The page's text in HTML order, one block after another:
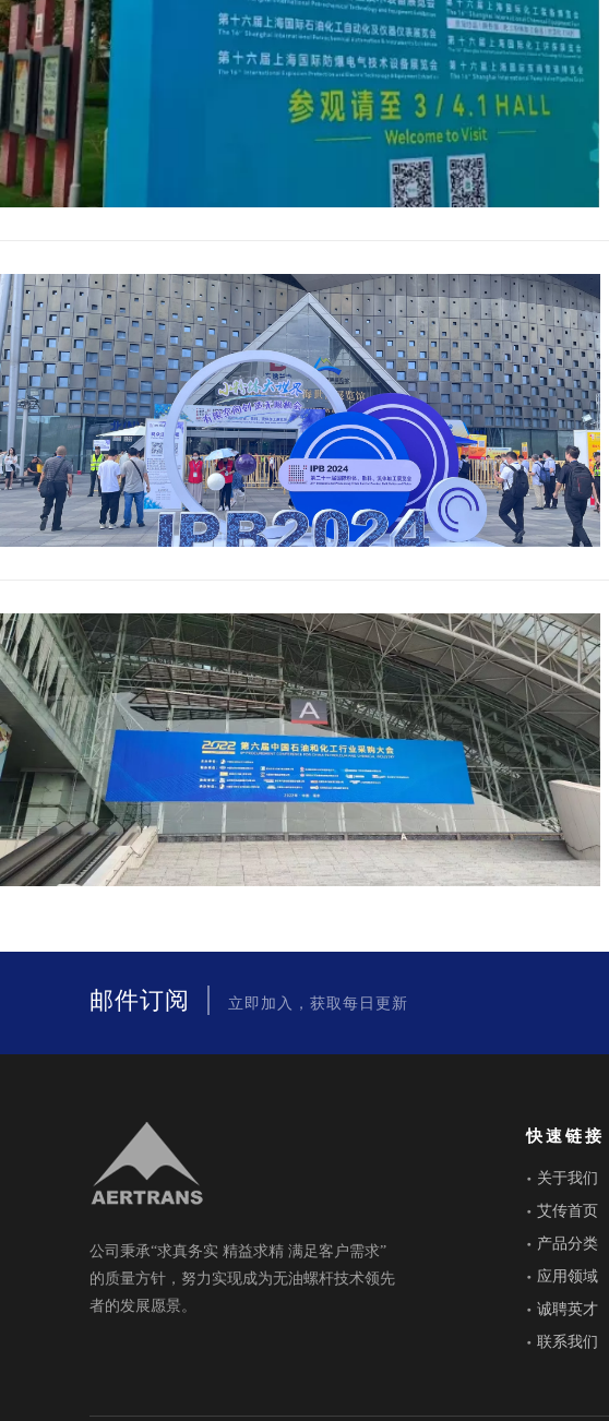
邮件订阅 | 立即加入，获取每日更新
公司秉承“求真务实 精益求精 满足客户需求”
的质量方针，努力实现成为无油螺杆技术领先
者的发展愿景。
快速链接
关于我们
艾传首页
产品分类
应用领域
诚聘英才
联系我们